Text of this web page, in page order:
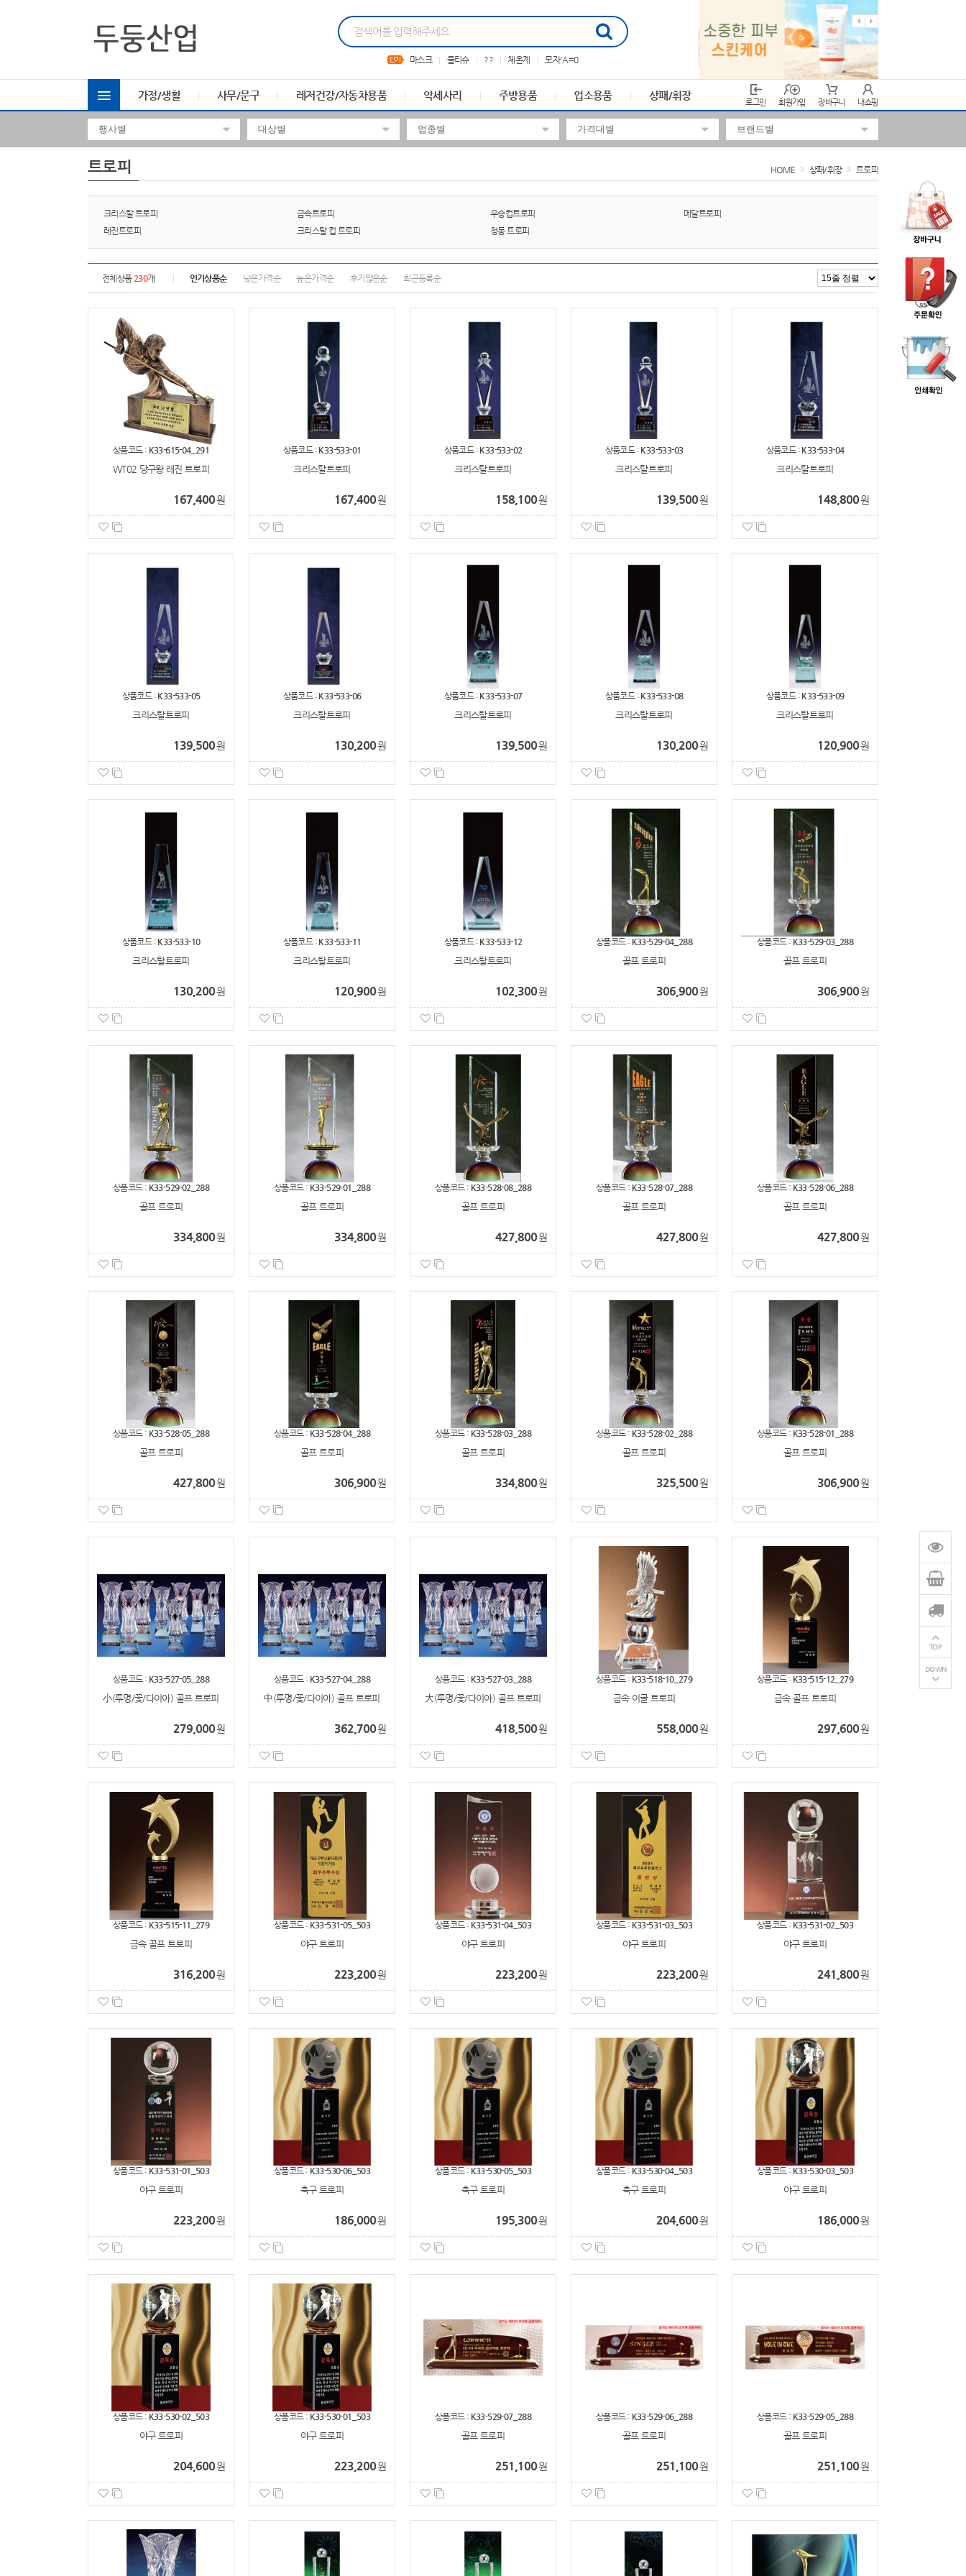
마스크 물티슈 ?? 체온계 모자'A=0
가정/생활 사무/문구 레저건강/자동차용품 악세사리 주방용품 업소용품 상패/휘장
로그인 회원가입 장바구니 내쇼핑
TOP
DOWN
트로피 HOME 상패/휘장 트로피
크리스탈 트로피 금속트로피 우승컵트로피
메달트로피
레진트로피
크리스탈 컵 트로피 청동 트로피
전체상품 230개 인기상품순 낮은가격순 높은가격순 후기많은순 최근등록순
상품코드 : K33-615-04_291
WT02 당구왕 레진 트로피
167,400원
상품코드 : K33-533-01
크리스탈트로피
167,400원
상품코드 : K33-533-02
크리스탈트로피
158,100원
상품코드 : K33-533-03
크리스탈트로피
139,500원
상품코드 : K33-533-04
크리스탈트로피
148,800원
상품코드 : K33-533-05
크리스탈트로피
139,500원
상품코드 : K33-533-06
크리스탈트로피
130,200원
상품코드 : K33-533-07
크리스탈트로피
139,500원
상품코드 : K33-533-08
크리스탈트로피
130,200원
상품코드 : K33-533-09
크리스탈트로피
120,900원
상품코드 : K33-533-10
크리스탈트로피
130,200원
상품코드 : K33-533-11
크리스탈트로피
120,900원
상품코드 : K33-533-12
크리스탈트로피
102,300원
상품코드 : K33-529-04_288
골프 트로피
306,900원
상품코드 : K33-529-03_288
골프 트로피
306,900원
상품코드 : K33-529-02_288
골프 트로피
334,800원
상품코드 : K33-529-01_288
골프 트로피
334,800원
상품코드 : K33-528-08_288
골프 트로피
427,800원
상품코드 : K33-528-07_288
골프 트로피
427,800원
상품코드 : K33-528-06_288
골프 트로피
427,800원
상품코드 : K33-528-05_288
골프 트로피
427,800원
상품코드 : K33-528-04_288
골프 트로피
306,900원
상품코드 : K33-528-03_288
골프 트로피
334,800원
상품코드 : K33-528-02_288
골프 트로피
325,500원
상품코드 : K33-528-01_288
골프 트로피
306,900원
상품코드 : K33-527-05_288
小(투명/꽃/다이아) 골프 트로피
279,000원
상품코드 : K33-527-04_288
中(투명/꽃/다이아) 골프 트로피
362,700원
상품코드 : K33-527-03_288
大(투명/꽃/다이아) 골프 트로피
418,500원
상품코드 : K33-518-10_279
금속 이글 트로피
558,000원
상품코드 : K33-515-12_279
금속 골프 트로피
297,600원
상품코드 : K33-515-11_279
금속 골프 트로피
316,200원
상품코드 : K33-531-05_503
야구 트로피
223,200원
상품코드 : K33-531-04_503
야구 트로피
223,200원
상품코드 : K33-531-03_503
야구 트로피
223,200원
상품코드 : K33-531-02_503
야구 트로피
241,800원
상품코드 : K33-531-01_503
야구 트로피
223,200원
상품코드 : K33-530-06_503
축구 트로피
186,000원
상품코드 : K33-530-05_503
축구 트로피
195,300원
상품코드 : K33-530-04_503
축구 트로피
204,600원
상품코드 : K33-530-03_503
야구 트로피
186,000원
상품코드 : K33-530-02_503
야구 트로피
204,600원
상품코드 : K33-530-01_503
야구 트로피
223,200원
상품코드 : K33-529-07_288
골프 트로피
251,100원
상품코드 : K33-529-06_288
골프 트로피
251,100원
상품코드 : K33-529-05_288
골프 트로피
251,100원